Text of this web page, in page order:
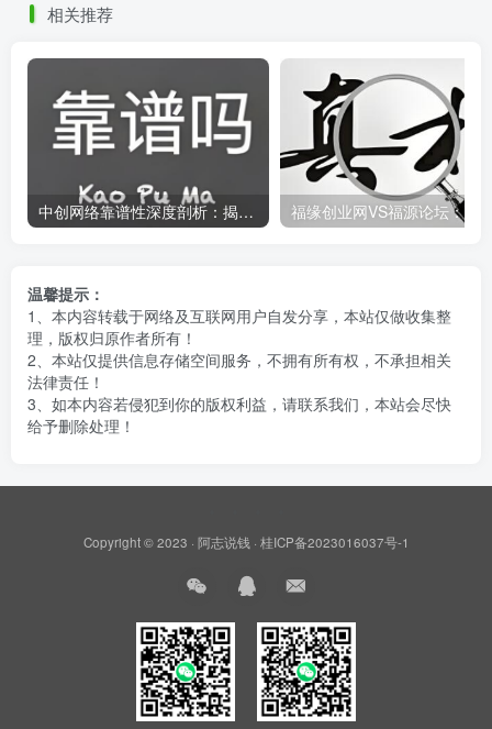
相关推荐
中创网络靠谱性深度剖析：揭开真相，中创网究竟是不是骗子？
温馨提示：
1、本内容转载于网络及互联网用户自发分享，本站仅做收集整
理，版权归原作者所有！
2、本站仅提供信息存储空间服务，不拥有所有权，不承担相关
法律责任！
3、如本内容若侵犯到你的版权利益，请联系我们，本站会尽快
给予删除处理！
Copyright © 2023 · 阿志说钱 · 桂ICP备2023016037号-1